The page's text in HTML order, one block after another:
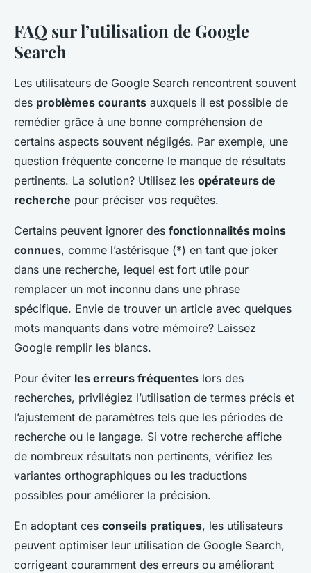
FAQ sur l’utilisation de Google
Search
Les utilisateurs de Google Search rencontrent souvent
des problèmes courants auxquels il est possible de
remédier grâce à une bonne compréhension de
certains aspects souvent négligés. Par exemple, une
question fréquente concerne le manque de résultats
pertinents. La solution? Utilisez les opérateurs de
recherche pour préciser vos requêtes.
Certains peuvent ignorer des fonctionnalités moins
connues, comme l’astérisque (*) en tant que joker
dans une recherche, lequel est fort utile pour
remplacer un mot inconnu dans une phrase
spécifique. Envie de trouver un article avec quelques
mots manquants dans votre mémoire? Laissez
Google remplir les blancs.
Pour éviter les erreurs fréquentes lors des
recherches, privilégiez l’utilisation de termes précis et
l’ajustement de paramètres tels que les périodes de
recherche ou le langage. Si votre recherche affiche
de nombreux résultats non pertinents, vérifiez les
variantes orthographiques ou les traductions
possibles pour améliorer la précision.
En adoptant ces conseils pratiques, les utilisateurs
peuvent optimiser leur utilisation de Google Search,
corrigeant couramment des erreurs ou améliorant